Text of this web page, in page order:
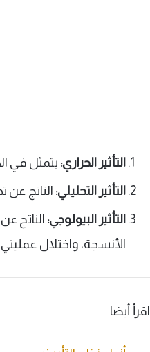
التأثير الحراري: يتمثل في
التأثير التحليلي: الناتج عن
التأثير البيولوجي: الناتج
الأنسجة، واختلال
اقرأ أيضا